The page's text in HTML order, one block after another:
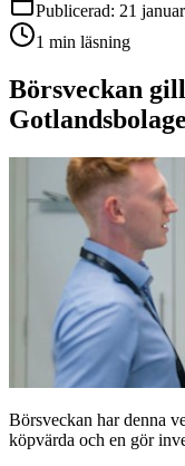
Publicerad: 21
1 min läsning
Börsveckan
Börsveckan har denna
köpvärda och en gör